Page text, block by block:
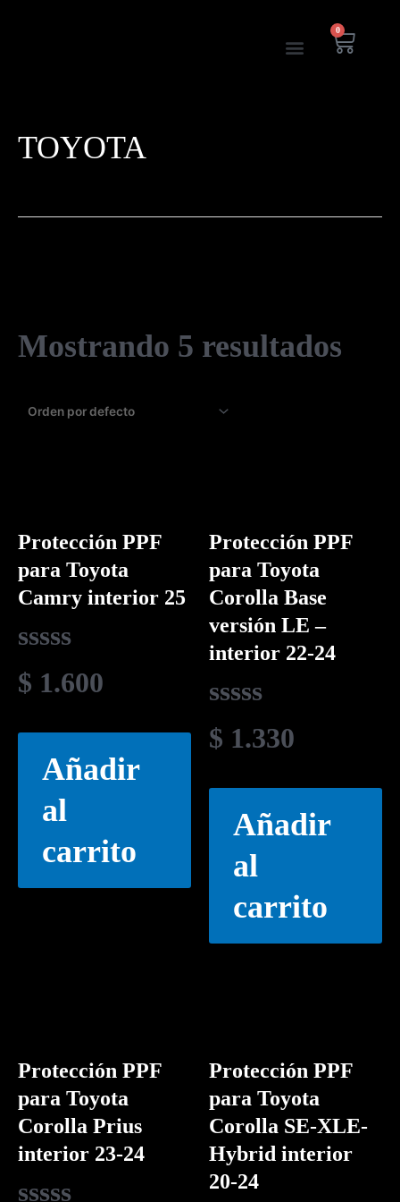
Menu
0
TOYOTA
Mostrando 5 resultados
Protección PPF
para Toyota
Camry interior 25
Valorado
en
0
$ 1.600
Añadir
al
carrito
Protección PPF
para Toyota
Corolla Base
versión LE –
interior 22-24
Valorado
en
0
$ 1.330
Añadir
al
carrito
Protección PPF
para Toyota
Corolla Prius
interior 23-24
Protección PPF
para Toyota
Corolla SE-XLE-
Hybrid interior
20-24